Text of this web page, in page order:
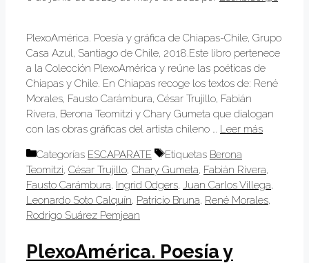
PlexoAmérica. Poesía y gráfica de Chiapas-Chile, Grupo
Casa Azul, Santiago de Chile, 2018.Este libro pertenece
a la Colección PlexoAmérica y reúne las poéticas de
Chiapas y Chile. En Chiapas recoge los textos de: René
Morales, Fausto Carámbura, César Trujillo, Fabián
Rivera, Berona Teomitzi y Chary Gumeta que dialogan
con las obras gráficas del artista chileno … Leer más
Categorías ESCAPARATE Etiquetas Berona
Teomitzi, César Trujillo, Chary Gumeta, Fabián Rivera,
Fausto Carámbura, Ingrid Odgers, Juan Carlos Villega,
Leonardo Soto Calquín, Patricio Bruna, René Morales,
Rodrigo Suárez Pemjean
PlexoAmérica. Poesía y